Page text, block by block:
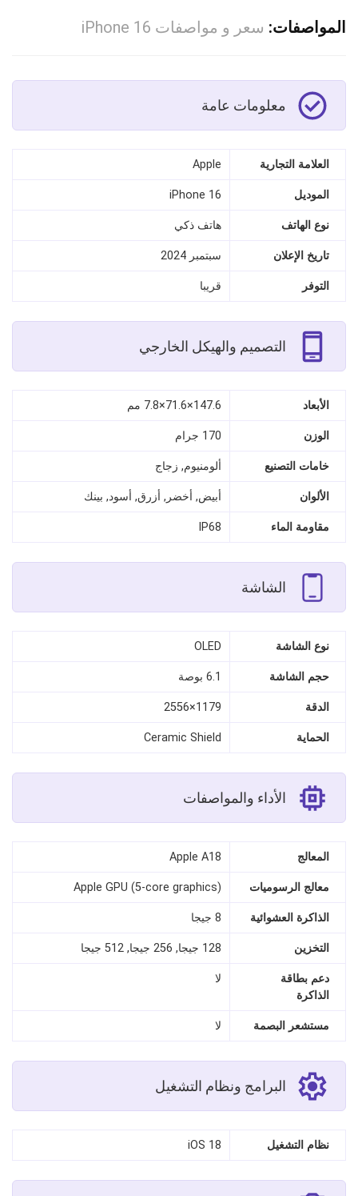
المواصفات: سعر و مواصفات iPhone 16
معلومات عامة
العلامة التجارية Apple
الموديل iPhone 16
نوع الهاتف هاتف ذكي
تاريخ الإعلان سبتمبر 2024
التوفر قريبا
التصميم والهيكل الخارجي
الأبعاد 147.6×71.6×7.8 مم
الوزن 170 جرام
خامات التصنيع ألومنيوم, زجاج
الألوان أبيض, أخضر, أزرق, أسود, بينك
مقاومة الماء IP68
الشاشة
نوع الشاشة OLED
حجم الشاشة 6.1 بوصة
الدقة 1179×2556
الحماية Ceramic Shield
الأداء والمواصفات
المعالج Apple A18
معالج الرسوميات Apple GPU (5-core graphics)
الذاكرة العشوائية 8 جيجا
التخزين 128 جيجا, 256 جيجا, 512 جيجا
دعم بطاقة
الذاكرة
لا
مستشعر البصمة لا
البرامج ونظام التشغيل
نظام التشغيل iOS 18